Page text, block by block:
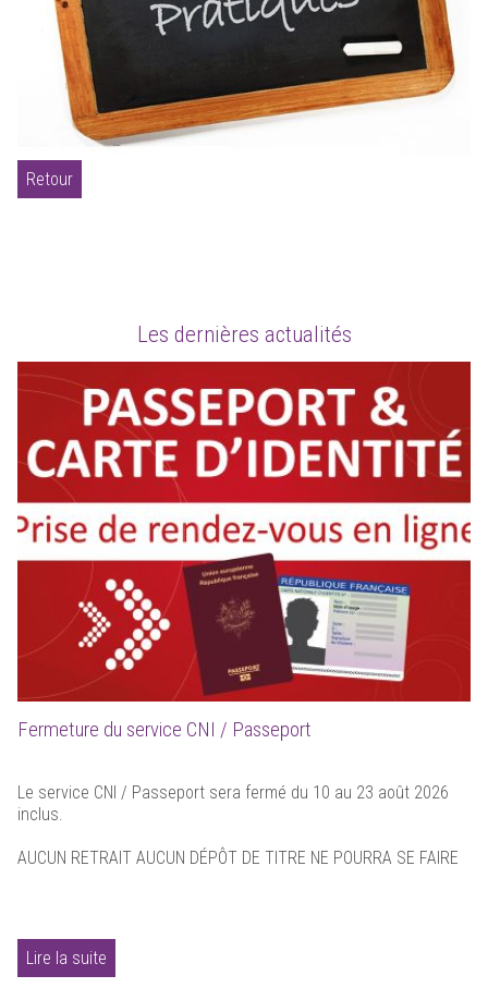
Retour
Les dernières actualités
Fermeture du service CNI / Passeport
Le service CNI / Passeport sera fermé du 10 au 23 août 2026
inclus.
AUCUN RETRAIT AUCUN DÉPÔT DE TITRE NE POURRA SE FAIRE
Lire la suite